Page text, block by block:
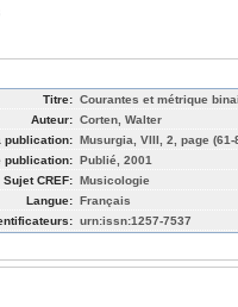
Titre: Courantes et métrique
Auteur: Corten, Walter
publication: Musurgia, VIII, 2, page (61-
publication: Publié, 2001
Sujet CREF: Musicologie
Langue: Français
urn:issn:1257-7537